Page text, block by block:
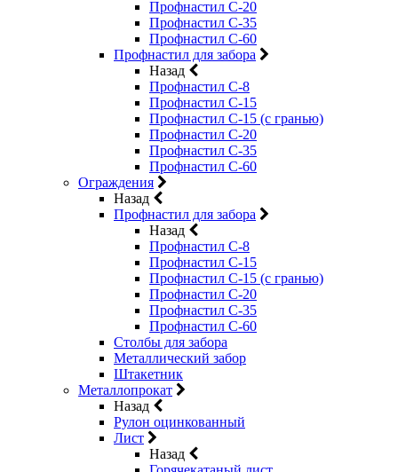
Профнастил С-20
Профнастил С-35
Профнастил С-60
Профнастил для забора
Назад
Профнастил С-8
Профнастил С-15
Профнастил С-15 (с гранью)
Профнастил С-20
Профнастил С-35
Профнастил С-60
Ограждения
Назад
Профнастил для забора
Назад
Профнастил С-8
Профнастил С-15
Профнастил С-15 (с гранью)
Профнастил С-20
Профнастил С-35
Профнастил С-60
Столбы для забора
Металлический забор
Штакетник
Металлопрокат
Назад
Рулон оцинкованный
Лист
Назад